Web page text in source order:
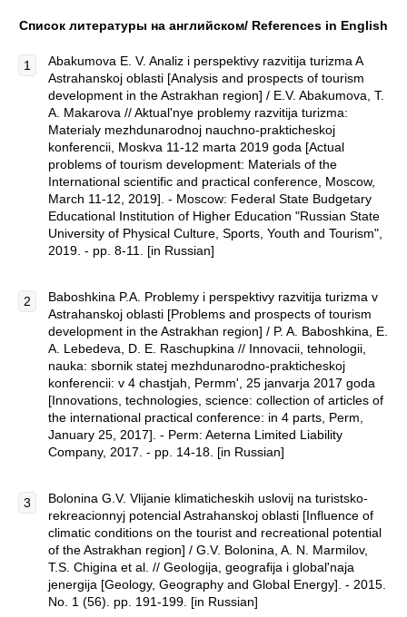
Список литературы на английском/ References in English
Abakumova E. V. Analiz i perspektivy razvitija turizma A
Astrahanskoj oblasti [Analysis and prospects of tourism
development in the Astrakhan region] / E.V. Abakumova, T.
A. Makarova // Aktual'nye problemy razvitija turizma:
Materialy mezhdunarodnoj nauchno-prakticheskoj
konferencii, Moskva 11-12 marta 2019 goda [Actual
problems of tourism development: Materials of the
International scientific and practical conference, Moscow,
March 11-12, 2019]. - Moscow: Federal State Budgetary
Educational Institution of Higher Education "Russian State
University of Physical Culture, Sports, Youth and Tourism",
2019. - pp. 8-11. [in Russian]
Baboshkina P.A. Problemy i perspektivy razvitija turizma v
Astrahanskoj oblasti [Problems and prospects of tourism
development in the Astrakhan region] / P. A. Baboshkina, E.
A. Lebedeva, D. E. Raschupkina // Innovacii, tehnologii,
nauka: sbornik statej mezhdunarodno-prakticheskoj
konferencii: v 4 chastjah, Permm', 25 janvarja 2017 goda
[Innovations, technologies, science: collection of articles of
the international practical conference: in 4 parts, Perm,
January 25, 2017]. - Perm: Aeterna Limited Liability
Company, 2017. - pp. 14-18. [in Russian]
Bolonina G.V. Vlijanie klimaticheskih uslovij na turistsko-
rekreacionnyj potencial Astrahanskoj oblasti [Influence of
climatic conditions on the tourist and recreational potential
of the Astrakhan region] / G.V. Bolonina, A. N. Marmilov,
T.S. Chigina et al. // Geologija, geografija i global'naja
jenergija [Geology, Geography and Global Energy]. - 2015.
No. 1 (56). pp. 191-199. [in Russian]